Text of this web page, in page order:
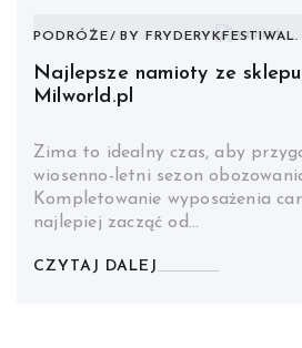
PODRÓŻE BY FRYDERYKFESTIWAL.
Najlepsze namioty ze
Milworld.pl
Zima to idealny czas, aby
wiosenno-letni sezon
Kompletowanie wyposażenia
najlepiej zacząć od…
CZYTAJ DALEJ